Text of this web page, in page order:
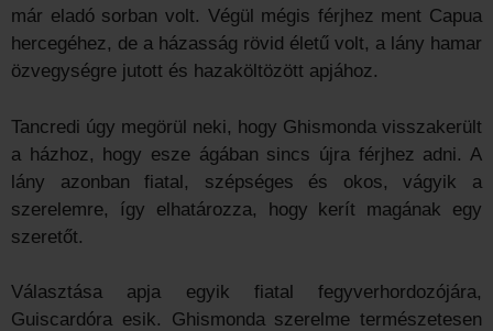
már eladó sorban volt. Végül mégis férjhez ment Capua
hercegéhez, de a házasság rövid életű volt, a lány hamar
özvegységre jutott és hazaköltözött apjához.
Tancredi úgy megörül neki, hogy Ghismonda visszakerült
a házhoz, hogy esze ágában sincs újra férjhez adni. A
lány azonban fiatal, szépséges és okos, vágyik a
szerelemre, így elhatározza, hogy kerít magának egy
szeretőt.
Választása apja egyik fiatal fegyverhordozójára,
Guiscardóra esik. Ghismonda szerelme természetesen